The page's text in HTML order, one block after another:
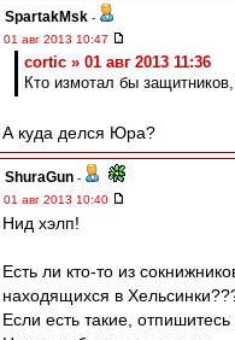
SpartakMsk -
01 авг 2013 10:47
cortic » 01 авг 2013 11:36
Кто измотал бы
А куда делся Юра?
ShuraGun -
01 авг 2013 10:40
Нид хэлп!
Есть ли кто-то из
находящихся в
Если есть такие, отпишитесь